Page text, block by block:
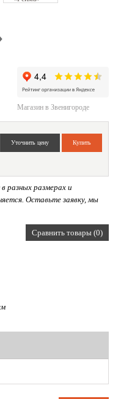
Магазин в Звенигороде
разных размерах и
Оставьте заявку, мы
Сравнить товары (0)